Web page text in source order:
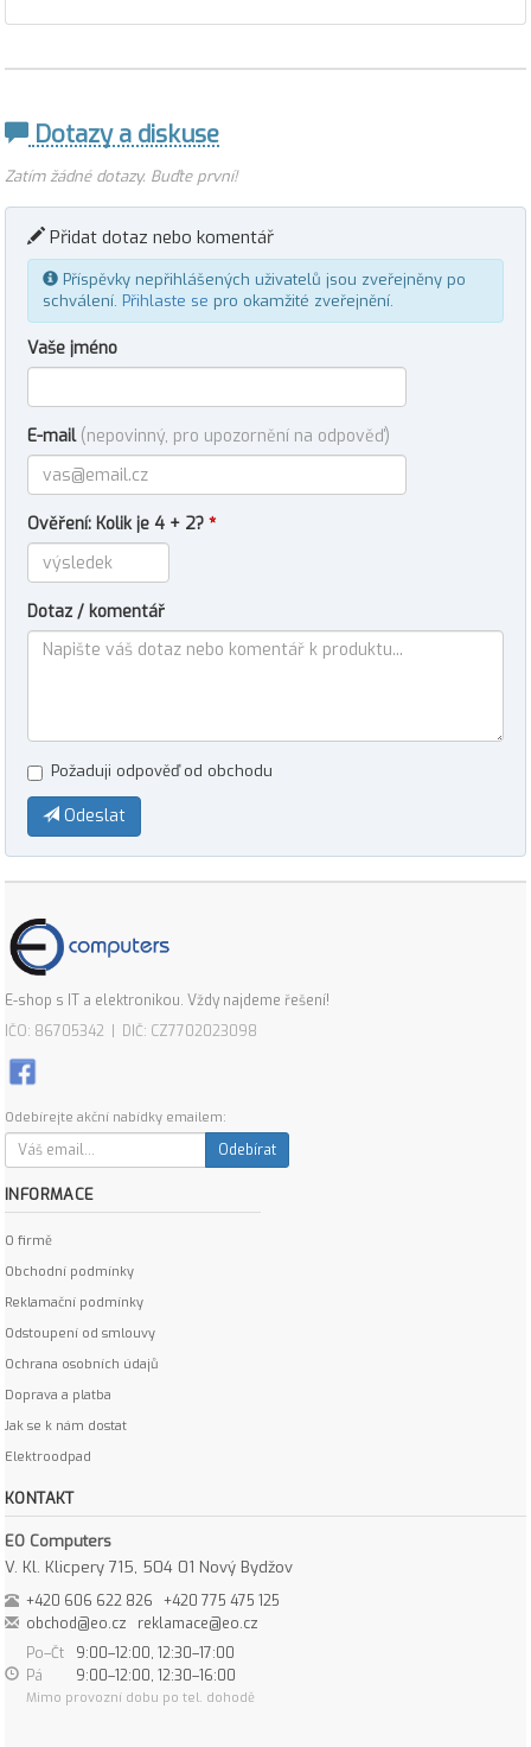
Dotazy a diskuse
Zatím žádné dotazy. Buďte první!
Přidat dotaz nebo komentář
Příspěvky nepřihlášených uživatelů jsou zveřejněny po
schválení. Přihlaste se pro okamžité zveřejnění.
Vaše jméno
E-mail (nepovinný, pro upozornění na odpověď)
Ověření: Kolik je 4 + 2? *
Dotaz / komentář
Požaduji odpověď od obchodu
Odeslat
E-shop s IT a elektronikou. Vždy najdeme řešení!
IČO: 86705342 | DIČ: CZ7702023098
Odebírejte akční nabídky emailem:
Odebírat
INFORMACE
O firmě
Obchodní podmínky
Reklamační podmínky
Odstoupení od smlouvy
Ochrana osobních údajů
Doprava a platba
Jak se k nám dostat
Elektroodpad
KONTAKT
EO Computers
V. Kl. Klicpery 715, 504 01 Nový Bydžov
+420 606 622 826
+420 775 475 125
obchod@eo.cz
reklamace@eo.cz
Po–Čt
9:00–12:00, 12:30–17:00
Pá
9:00–12:00, 12:30–16:00
Mimo provozní dobu po tel. dohodě